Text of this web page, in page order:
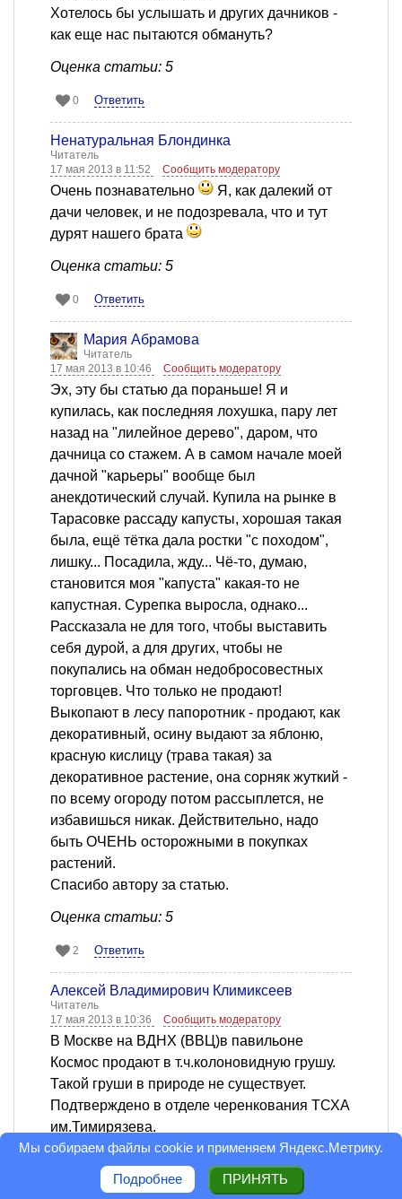
Хотелось бы услышать и других дачников -
как еще нас пытаются обмануть?
Оценка статьи: 5
0 Ответить
Ненатуральная Блондинка
Читатель
17 мая 2013 в 11:52
Сообщить модератору
Очень познавательно
Я, как далекий от
дачи человек, и не подозревала, что и тут
дурят нашего брата
Оценка статьи: 5
0 Ответить
Мария Абрамова
Читатель
17 мая 2013 в 10:46
Сообщить модератору
Эх, эту бы статью да пораньше! Я и
купилась, как последняя лохушка, пару лет
назад на "лилейное дерево", даром, что
дачница со стажем. А в самом начале моей
дачной "карьеры" вообще был
анекдотический случай. Купила на рынке в
Тарасовке рассаду капусты, хорошая такая
была, ещё тётка дала ростки "с походом",
лишку... Посадила, жду... Чё-то, думаю,
становится моя "капуста" какая-то не
капустная. Сурепка выросла, однако...
Рассказала не для того, чтобы выставить
себя дурой, а для других, чтобы не
покупались на обман недобросовестных
торговцев. Что только не продают!
Выкопают в лесу папоротник - продают, как
декоративный, осину выдают за яблоню,
красную кислицу (трава такая) за
декоративное растение, она сорняк жуткий -
по всему огороду потом рассыплется, не
избавишься никак. Действительно, надо
быть ОЧЕНЬ осторожными в покупках
растений.
Спасибо автору за статью.
Оценка статьи: 5
2 Ответить
Алексей Владимирович Климиксеев
Читатель
17 мая 2013 в 10:36
Сообщить модератору
В Москве на ВДНХ (ВВЦ)в павильоне
Космос продают в т.ч.колоновидную грушу.
Такой груши в природе не существует.
Подтверждено в отделе черенкования ТСХА
им.Тимирязева.
Мы собираем файлы cookie и применяем Яндекс.Метрику.
Подробнее ПРИНЯТЬ